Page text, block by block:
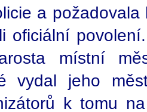
a
oficiální
místní
vydal jeho
k tomu